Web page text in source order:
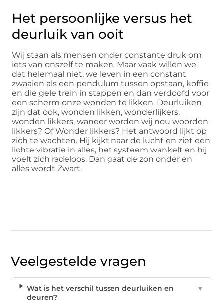
Het persoonlijke versus het
deurluik van ooit
Wij staan als mensen onder constante druk om
iets van onszelf te maken. Maar vaak willen we
dat helemaal niet, we leven in een constant
zwaaien als een pendulum tussen opstaan, koffie
en die gele trein in stappen en dan verdoofd voor
een scherm onze wonden te likken. Deurluiken
zijn dat ook, wonden likken, wonderlijkers,
wonden likkers, waneer worden wij nou woorden
likkers? Of Wonder likkers? Het antwoord lijkt op
zich te wachten. Hij kijkt naar de lucht en ziet een
lichte vibratie in alles, het systeem wankelt en hij
voelt zich radeloos. Dan gaat de zon onder en
alles wordt Zwart.
Veelgestelde vragen
Wat is het verschil tussen deurluiken en
deuren?
▼